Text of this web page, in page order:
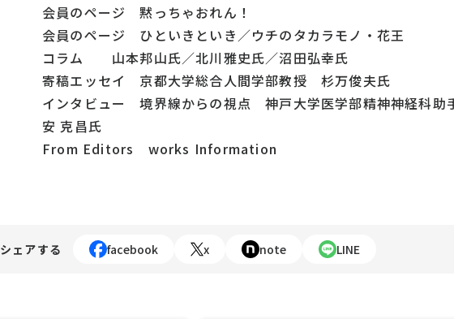
会員のページ 黙っちゃおれん！
会員のページ ひといきといき／ウチのタカラモノ・花王
コラム 山本邦山氏／北川雅史氏／沼田弘幸氏
寄稿エッセイ 京都大学総合人間学部教授 杉万俊夫氏
インタビュー 境界線からの視点 神戸大学医学部精神神経科助
安 克昌氏
From Editors works Information
シェアする facebook x note LINE